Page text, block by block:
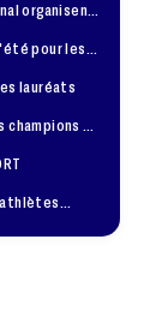
lauréats